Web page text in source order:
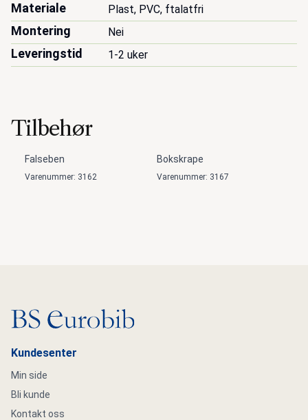
Materiale Plast, PVC, ftalatfri
Montering Nei
Leveringstid 1-2 uker
Tilbehør
Falseben
Varenummer: 3162
Bokskrape
Varenummer: 3167
Gå til hovedsiden
Kundesenter
Min side
Bli kunde
Kontakt oss